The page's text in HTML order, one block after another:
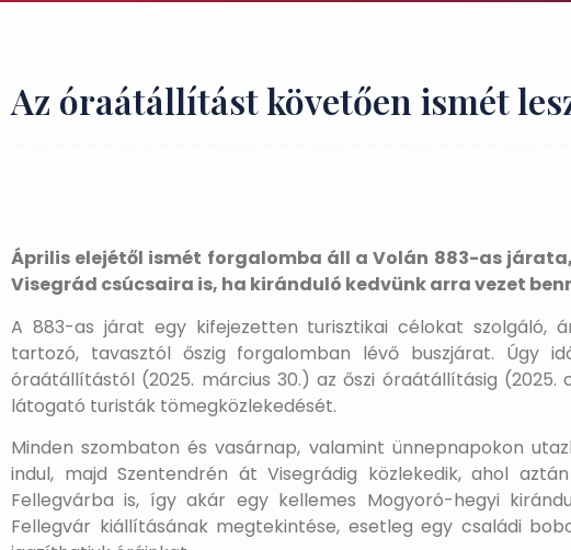
Az óraátállítást követően ismét
Április elejétől ismét forgalomba áll a Volán 883-as
Visegrád csúcsaira is, ha kiránduló kedvünk arra vezet
A 883-as járat egy kifejezetten turisztikai célokat szolgáló,
tartozó, tavasztól őszig forgalomban lévő buszjárat. Úgy
óraátállítástól (2025. március 30.) az őszi óraátállításig
látogató turisták tömegközlekedését.
Minden szombaton és vasárnap, valamint ünnepnapokon
indul, majd Szentendrén át Visegrádig közlekedik, ahol
Fellegvárba is, így akár egy kellemes Mogyoró-hegyi
Fellegvár kiállításának megtekintése, esetleg egy családi